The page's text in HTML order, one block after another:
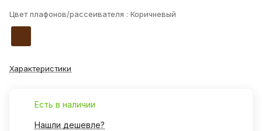
Цвет плафонов/рассеивателя : Коричневый
Характеристики
Есть в наличии
Нашли дешевле?